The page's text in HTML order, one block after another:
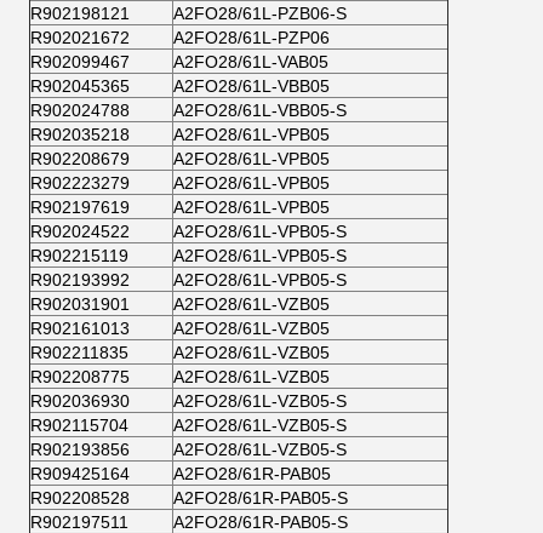
R902198121
A2FO28/61L-PZB06-S
R902021672
A2FO28/61L-PZP06
R902099467
A2FO28/61L-VAB05
R902045365
A2FO28/61L-VBB05
R902024788
A2FO28/61L-VBB05-S
R902035218
A2FO28/61L-VPB05
R902208679
A2FO28/61L-VPB05
R902223279
A2FO28/61L-VPB05
R902197619
A2FO28/61L-VPB05
R902024522
A2FO28/61L-VPB05-S
R902215119
A2FO28/61L-VPB05-S
R902193992
A2FO28/61L-VPB05-S
R902031901
A2FO28/61L-VZB05
R902161013
A2FO28/61L-VZB05
R902211835
A2FO28/61L-VZB05
R902208775
A2FO28/61L-VZB05
R902036930
A2FO28/61L-VZB05-S
R902115704
A2FO28/61L-VZB05-S
R902193856
A2FO28/61L-VZB05-S
R909425164
A2FO28/61R-PAB05
R902208528
A2FO28/61R-PAB05-S
R902197511
A2FO28/61R-PAB05-S